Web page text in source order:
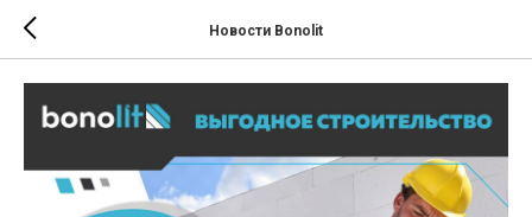
Новости Bonolit